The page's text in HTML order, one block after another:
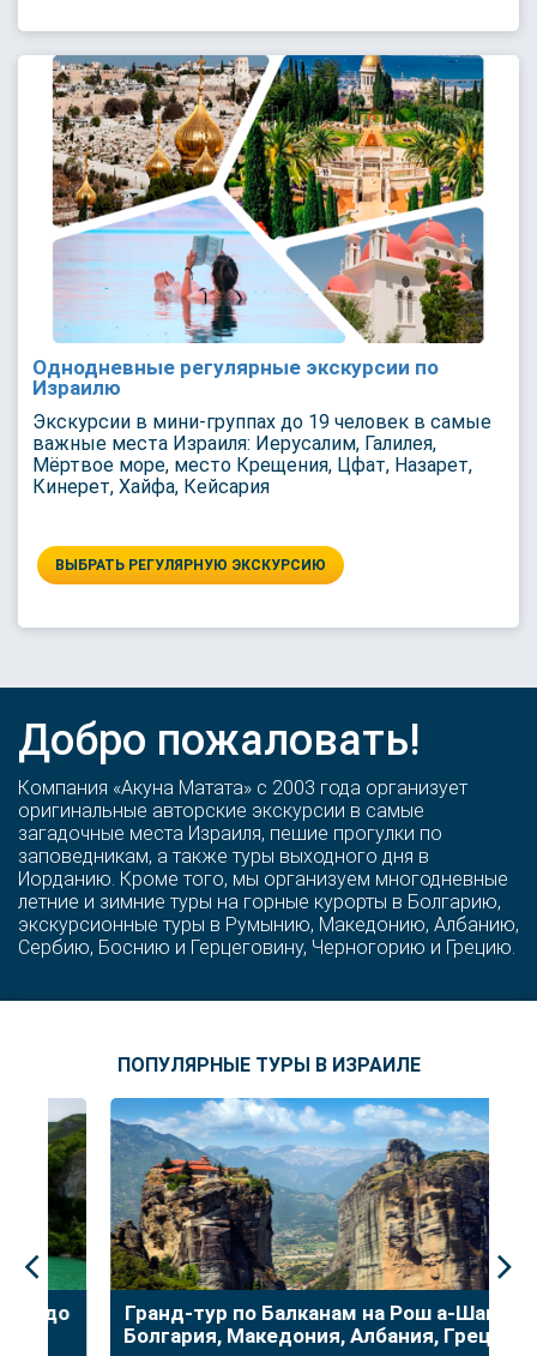
Однодневные регулярные экскурсии по
Израилю
Экскурсии в мини-группах до 19 человек в самые
важные места Израиля: Иерусалим, Галилея,
Мёртвое море, место Крещения, Цфат, Назарет,
Кинерет, Хайфа, Кейсария
ВЫБРАТЬ РЕГУЛЯРНУЮ ЭКСКУРСИЮ
Добро пожаловать!
Компания «Акуна Матата» с 2003 года организует
оригинальные авторские экскурсии в самые
загадочные места Израиля, пешие прогулки по
заповедникам, а также туры выходного дня в
Иорданию. Кроме того, мы организуем многодневные
летние и зимние туры на горные курорты в Болгарию,
экскурсионные туры в Румынию, Македонию, Албанию,
Сербию, Боснию и Герцеговину, Черногорию и Грецию.
ПОПУЛЯРНЫЕ ТУРЫ В ИЗРАИЛЕ
Гранд-тур по Балканам на Рош а-Шана:
Болгария, Македония, Албания, Греция